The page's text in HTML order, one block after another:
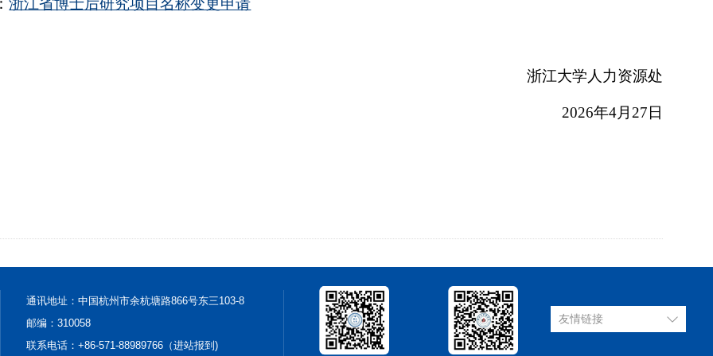
浙江省博士后研究项目名称变更申请
浙江大学人力资源处
2026年4月 27 日
通讯地址：中国杭州市余杭塘路866号东三103-8
邮编：310058
联系电话：+86-571-88989766（进站报到)
友情链接